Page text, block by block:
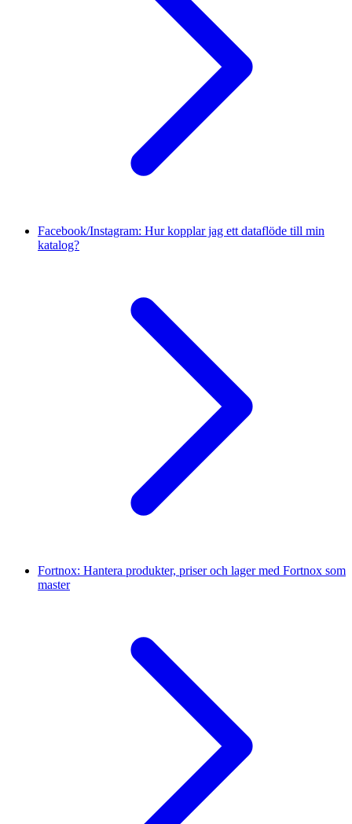
Facebook/Instagram: Hur kopplar jag ett dataflöde till min
katalog?
Fortnox: Hantera produkter, priser och lager med Fortnox som
master